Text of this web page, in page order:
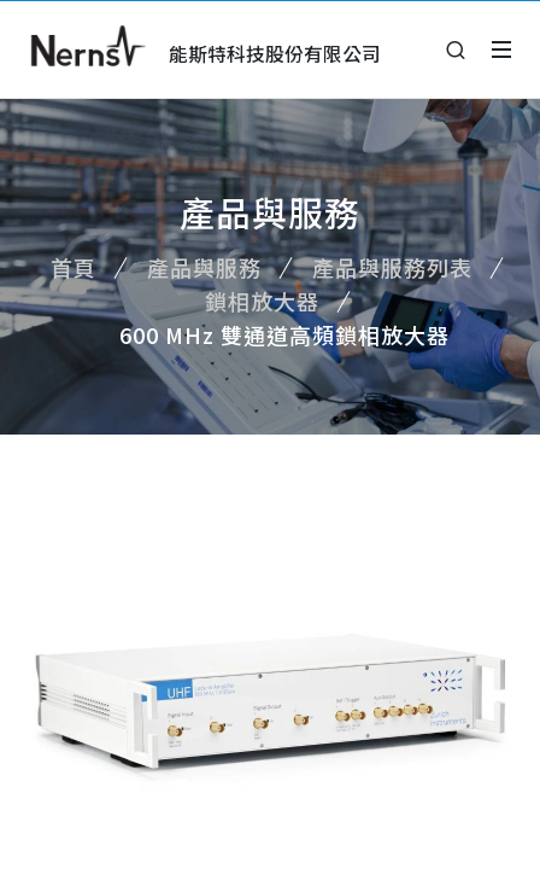
能斯特科技股份有限公司
產品與服務
首頁 產品與服務
產品與服務列表
鎖相放大器
600 MHz 雙通道高頻鎖相放大器